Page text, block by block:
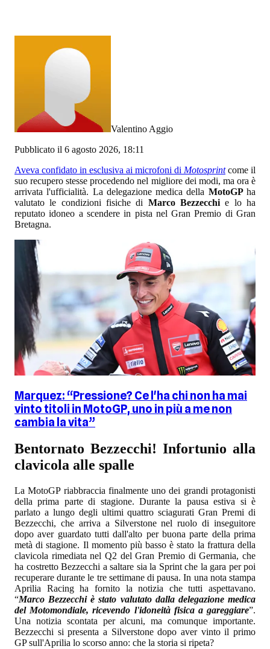
Valentino Aggio
Pubblicato il 6 agosto 2026, 18:11
Aveva confidato in esclusiva ai microfoni di Motosprintcome il
suo recupero stesse procedendo nel migliore dei modi, ma ora è
arrivata l'ufficialità. La delegazione medica della MotoGPha
valutato le condizioni fisiche di Marco Bezzecchi e lo ha
reputato idoneo a scendere in pista nel Gran Premio di Gran
Bretagna.
Marquez: “Pressione? Ce l'ha chi non ha mai
vinto titoli in MotoGP, uno in più a me non
cambia la vita”
Bentornato Bezzecchi! Infortunio alla
clavicola alle spalle
La MotoGP riabbraccia finalmente uno dei grandi protagonisti
della prima parte di stagione. Durante la pausa estiva si è
parlato a lungo degli ultimi quattro sciagurati Gran Premi di
Bezzecchi, che arriva a Silverstone nel ruolo di inseguitore
dopo aver guardato tutti dall'alto per buona parte della prima
metà di stagione. Il momento più basso è stato la frattura della
clavicola rimediata nel Q2 del Gran Premio di Germania, che
ha costretto Bezzecchi a saltare sia la Sprint che la gara per poi
recuperare durante le tre settimane di pausa. In una nota stampa
Aprilia Racing ha fornito la notizia che tutti aspettavano.
“Marco Bezzecchi è stato valutato dalla delegazione medica
del Motomondiale, ricevendo l'idoneità fisica a gareggiare”.
Una notizia scontata per alcuni, ma comunque importante.
Bezzecchi si presenta a Silverstone dopo aver vinto il primo
GP sull'Aprilia lo scorso anno: che la storia si ripeta?